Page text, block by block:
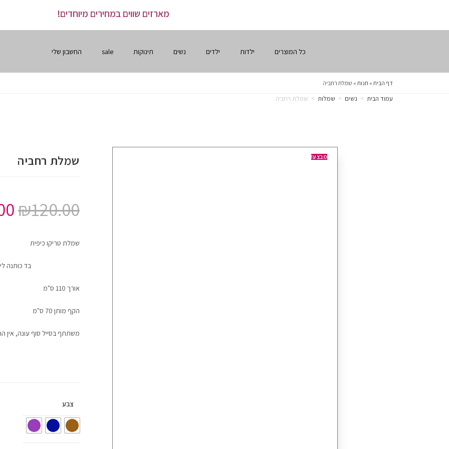
מארזים שווים במחירים מיוחדים!
כל המוצרים ילדות ילדים נשים תינוקות sale החשבון שלי
דף הבית » חנות » שמלת רחביה
עמוד הבית > נשים > שמלות > שמלת רחביה
מבצע! שמלת רחביה
₪120.00
שמלת טריקו כיפית
בד כותנה
אורך 110 ס"מ
הקף מותן 70 ס"מ
משתתף בסייל סוף עונה, אין
צבע